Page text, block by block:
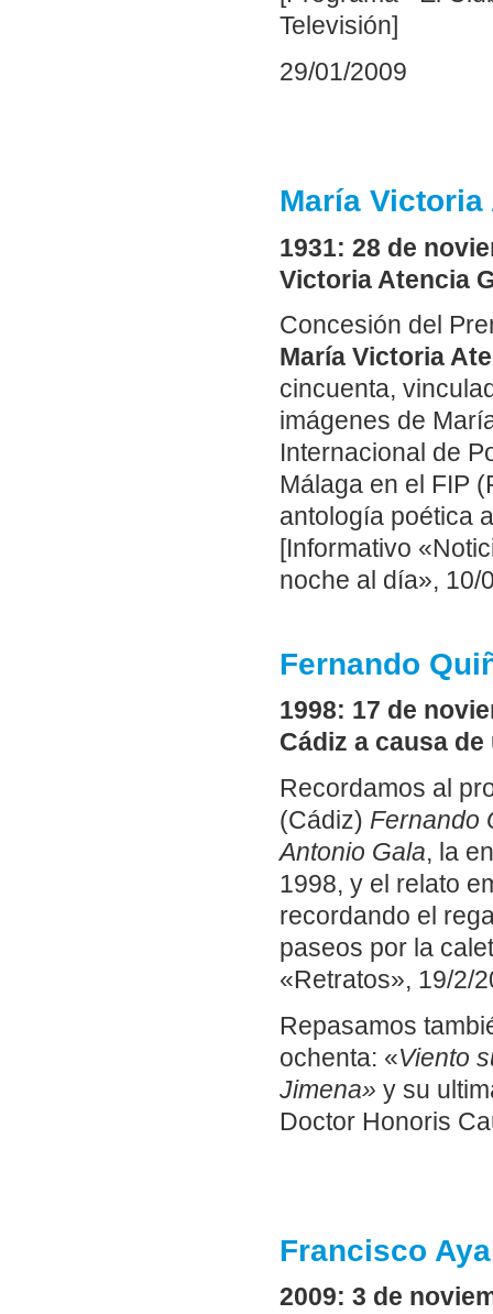
Televisión]
29/01/2009
María
1931: 28 de
Victoria Atencia
Concesión del
María Victoria
cincuenta,
imágenes de
Internacional de
Málaga en el FIP
antología poética
[Informativo
noche al día», 10/
Fernando
1998: 17 de
Cádiz a causa
Recordamos al
(Cádiz) Fernando
Antonio Gala, la
1998, y el relato
recordando el
paseos por la
«Retratos», 19/2/
Repasamos
ochenta: «Viento
Jimena» y su
Doctor Honoris
Francisco
2009: 3 de